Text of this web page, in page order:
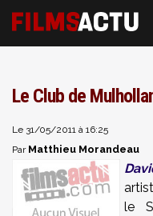
Le Club de
Le 31/05/2011 à 16:25
Par Matthieu Morandeau
le